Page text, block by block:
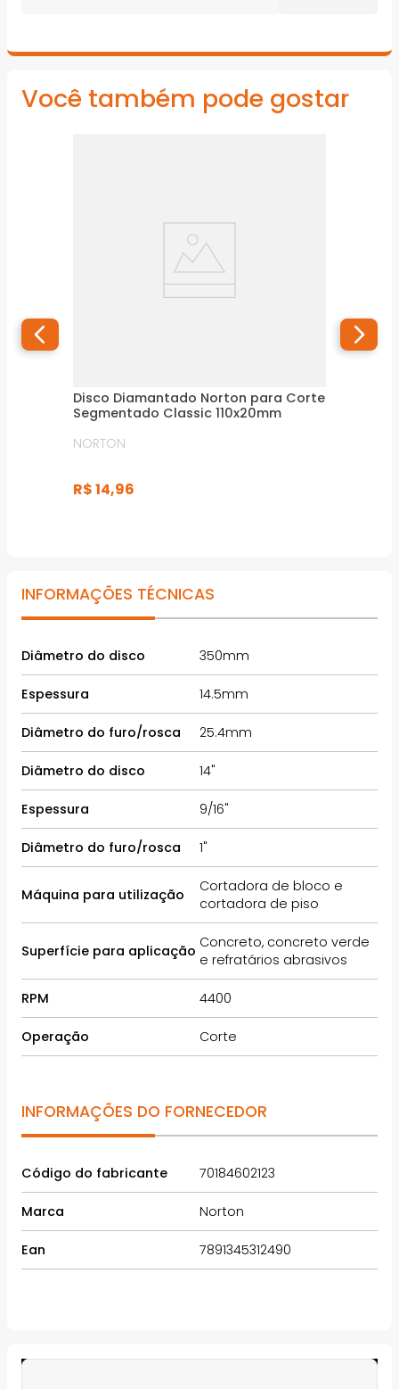
Você também pode gostar
Disco Diamantado Norton para Corte
Segmentado Classic 110x20mm
NORTON
R$14,96
INFORMAÇÕES TÉCNICAS
Diâmetro do disco 350mm
Espessura 14.5mm
Diâmetro do furo/rosca 25.4mm
Diâmetro do disco 14"
Espessura 9/16"
Diâmetro do furo/rosca 1"
Máquina para utilização
Cortadora de bloco e
cortadora de piso
Superfície para aplicação Concreto, concreto verde
e refratários abrasivos
RPM 4400
Operação Corte
INFORMAÇÕES DO FORNECEDOR
Código do fabricante 70184602123
Marca Norton
Ean 7891345312490